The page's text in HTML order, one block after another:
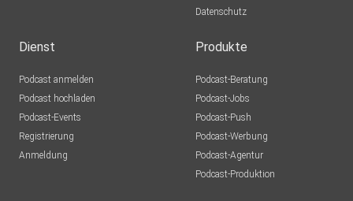
Datenschutz
Dienst
Podcast anmelden
Podcast hochladen
Podcast-Events
Registrierung
Anmeldung
Produkte
Podcast-Beratung
Podcast-Jobs
Podcast-Push
Podcast-Werbung
Podcast-Agentur
Podcast-Produktion